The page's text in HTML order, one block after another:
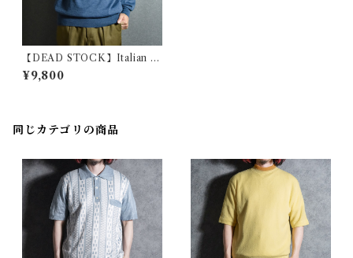
【DEAD STOCK】Italian P
OLIZEI Wool Turtle-neck
Sweater イタリア警察 ウール
¥9,800
同じカテゴリの商品